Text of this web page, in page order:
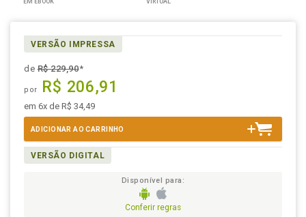
EM EBOOK
VIRTUAL
VERSÃO IMPRESSA
deR$ 229,90*
por R$ 206,91
em 6x de R$ 34,49
ADICIONAR AO CARRINHO
VERSÃO DIGITAL
Disponível para:
Conferir regras